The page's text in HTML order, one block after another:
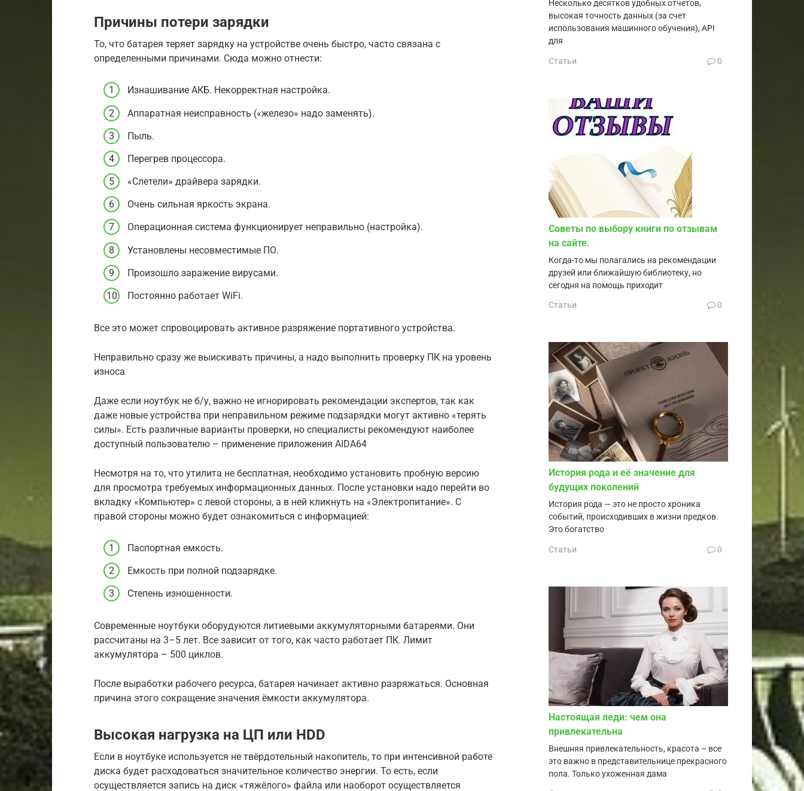
Причины потери зарядки
То, что батарея теряет зарядку на устройстве очень быстро, часто связана с
определенными причинами. Сюда можно отнести:
Изнашивание АКБ. Некорректная настройка.
Аппаратная неисправность («железо» надо заменять).
Пыль.
Перегрев процессора.
«Слетели» драйвера зарядки.
Очень сильная яркость экрана.
Операционная система функционирует неправильно (настройка).
Установлены несовместимые ПО.
Произошло заражение вирусами.
Постоянно работает WiFi.
Все это может спровоцировать активное разряжение портативного устройства.
Неправильно сразу же выискивать причины, а надо выполнить проверку ПК на уровень
износа
Даже если ноутбук не б/у, важно не игнорировать рекомендации экспертов, так как
даже новые устройства при неправильном режиме подзарядки могут активно «терять
силы». Есть различные варианты проверки, но специалисты рекомендуют наиболее
доступный пользователю – применение приложения AIDA64
Несмотря на то, что утилита не бесплатная, необходимо установить пробную версию
для просмотра требуемых информационных данных. После установки надо перейти во
вкладку «Компьютер» с левой стороны, а в ней кликнуть на «Электропитание». С
правой стороны можно будет ознакомиться с информацией:
Паспортная емкость.
Емкость при полной подзарядке.
Степень изношенности.
Современные ноутбуки оборудуются литиевыми аккумуляторными батареями. Они
рассчитаны на 3–5 лет. Все зависит от того, как часто работает ПК. Лимит
аккумулятора – 500 циклов.
После выработки рабочего ресурса, батарея начинает активно разряжаться. Основная
причина этого сокращение значения ёмкости аккумулятора.
Высокая нагрузка на ЦП или HDD
Если в ноутбуке используется не твёрдотельный накопитель, то при интенсивной работе
диска будет расходоваться значительное количество энергии. То есть, если
осуществляется запись на диск «тяжёлого» файла или наоборот осуществляется
Несколько десятков удобных отчетов,
высокая точность данных (за счет
использования машинного обучения), API
для
Статьи 0
Советы по выбору книги по отзывам
на сайте.
Когда-то мы полагались на рекомендации
друзей или ближайшую библиотеку, но
сегодня на помощь приходит
Статьи 0
История рода и её значение для
будущих поколений
История рода — это не просто хроника
событий, происходивших в жизни предков.
Это богатство
Статьи 0
Настоящая леди: чем она
привлекательна
Внешняя привлекательность, красота – все
это важно в представительнице прекрасного
пола. Только ухоженная дама